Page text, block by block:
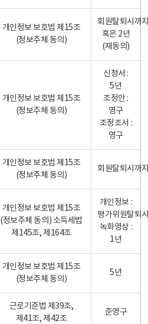
개인정보 보호법 제15조
(정보주체 동의)
회원탈퇴시까
혹은 2년
(재동의)
개인정보 보호법 제15조
(정보주체 동의)
신청서 :
5년
조정안 :
영구
조정조서 :
영구
개인정보 보호법 제15조
(정보주체 동의)
회원탈퇴시까
개인정보 보호법 제15조
(정보주체 동의) 소득세법
제145조, 제164조
개인정보 :
평가위원탈퇴
녹화영상 :
1년
개인정보 보호법 제15조
(정보주체 동의)
5년
근로기준법 제39조,
제41조, 제42조
준영구